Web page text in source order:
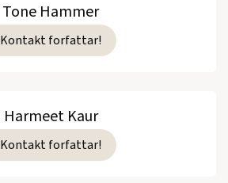
Tone Hammer
Kontakt forfattar!
Harmeet Kaur
Kontakt forfattar!